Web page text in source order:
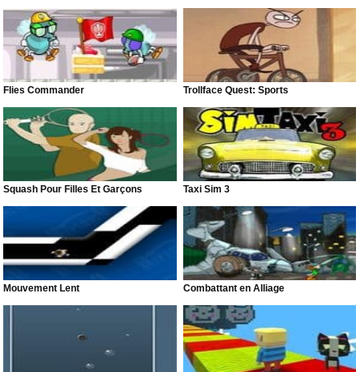
Flies Commander Trollface Quest: Sports
Squash Pour Filles Et Garçons Taxi Sim 3
Mouvement Lent Combattant en Alliage